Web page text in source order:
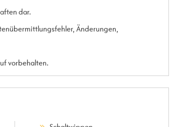
dar.
Änderungen,
vorbehalten.